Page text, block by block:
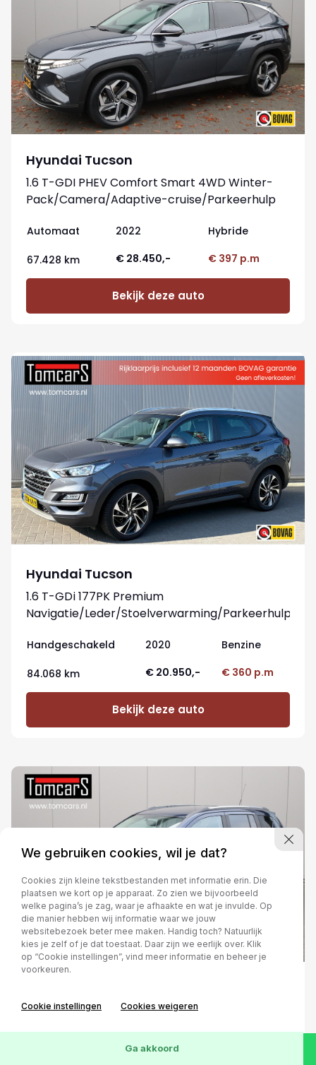
Hyundai Tucson
1.6 T-GDI PHEV Comfort Smart 4WD Winter-
Pack/Camera/Adaptive-cruise/Parkeerhulp
Automaat 2022 Hybride
67.428 km € 28.450,- € 397 p.m
Bekijk deze auto
Hyundai Tucson
1.6 T-GDi 177PK Premium
Navigatie/Leder/Stoelverwarming/Parkeerhulp
Handgeschakeld 2020 Benzine
84.068 km € 20.950,- € 360 p.m
Bekijk deze auto
2.1 CRD Limited
We gebruiken cookies, wil je dat?
Cookies zijn kleine tekstbestanden met informatie erin. Die
plaatsen we kort op je apparaat. Zo zien we bijvoorbeeld
welke pagina’s je zag, waar je afhaakte en wat je invulde. Op
die manier hebben wij informatie waar we jouw
websitebezoek beter mee maken. Handig toch? Natuurlijk
kies je zelf of je dat toestaat. Daar zijn we eerlijk over. Klik
op “Cookie instellingen”, vind meer informatie en beheer je
voorkeuren.
Cookie instellingen Cookies weigeren
Ga akkoord